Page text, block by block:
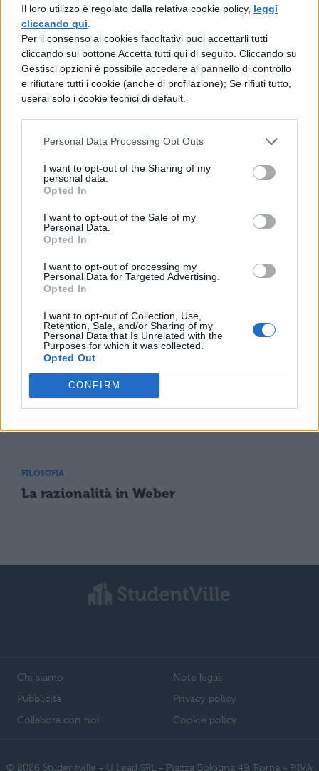
Il loro utilizzo è regolato dalla relativa cookie policy, leggi
cliccando qui
Per il consenso ai cookies facoltativi puoi accettarli tutti
cliccando sul bottone Accetta tutti qui di seguito. Cliccando su
Gestisci opzioni è possibile accedere al pannello di controllo
e rifiutare tutti i cookie (anche di profilazione); Se rifiuti tutto,
userai solo i cookie tecnici di default.
Personal Data Processing Opt Outs
I want to opt-out of the Sharing of my
personal data.
Opted In
I want to opt-out of the Sale of my
Personal Data.
Opted In
I want to opt-out of processing my
Personal Data for Targeted Advertising.
Opted In
I want to opt-out of Collection, Use,
Retention, Sale, and/or Sharing of my
Personal Data that Is Unrelated with the
Purposes for which it was collected.
Opted Out
CONFIRM
FILOSOFIA
Il capitalismo in Weber
FILOSOFIA
La sociologia
Contro la filosfia della storia
FILOSOFIA
La metodologia delle scienze storico-
sociali
FILOSOFIA
FILOSOFIA
La razionalità in Weber
Chi siamo
Pubblicità
Collabora con noi
Note legali
Privacy policy
Cookie policy
© 2026 Studentville - U Lead SRL - Piazza Bologna 49, Roma - P.IVA